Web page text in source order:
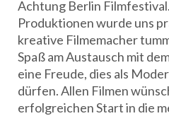
Achtung Berlin
Produktionen wurde uns
kreative Filmemacher
Spaß am Austausch mit
eine Freude, dies als
dürfen. Allen Filmen
erfolgreichen Start in die